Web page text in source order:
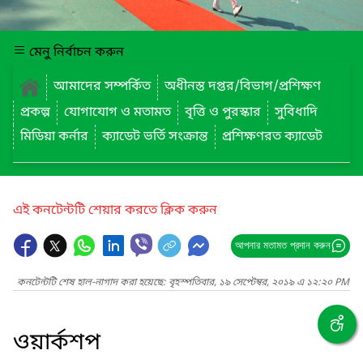
মেনু নির্বাচন করুন
আমাদের সম্পর্কিত
অধীনস্ত দপ্তর/বিভাগ/প্রশিক্ষণ
প্রকল্প
যোগাযোগ ও মতামত বৃত্তি ও পুরস্কার
সুবিধাদি
মিডিয়া কর্নার
ক্যাডেট ভর্তি সংক্রান্ত প্রশিক্ষণরত ক্যাডেট
এই কনটেন্টটি শেয়ার করতে ক্লিক করুন
আপনার মতামত প্রদান করুন
কনটেন্টটি শেষ হাল-নাগাদ করা হয়েছে: বৃহস্পতিবার, ১৯ সেপ্টেম্বর, ২০১৯ এ ১২:২০ PM
ওয়ার্কশপ